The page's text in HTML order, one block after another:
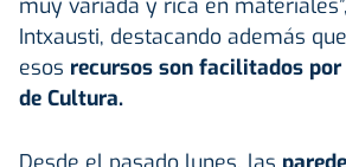
Intxausti, destacando además
esos recursos son facilitados
de Cultura.